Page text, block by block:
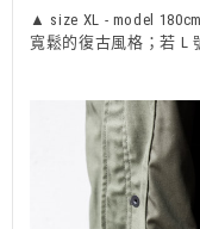
▲ size XL - model
寬鬆的復古風格；若 L